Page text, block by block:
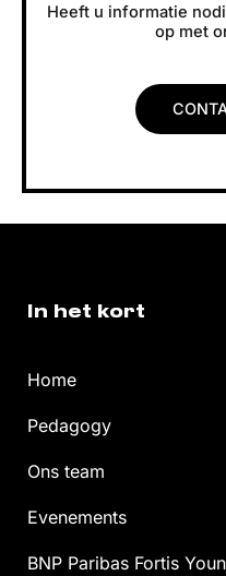
Heeft u informatie
op met
In het kort
Home
Pedagogy
Ons team
Evenements
BNP Paribas Fortis